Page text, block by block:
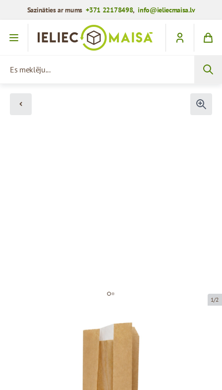
Sazināties ar mums+371 22178498,info@ieliecmaisa.lv
Iet uz saturu
1/2
Brūnas papīra tūtas ar logu